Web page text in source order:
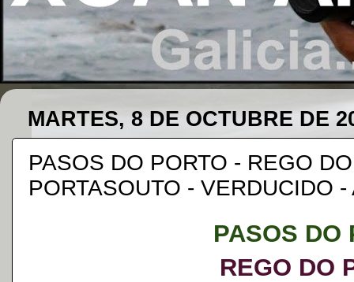
MARTES, 8 DE OCTUBRE DE
PASOS DO PORTO - REGO
PORTASOUTO - VERDUCIDO -
PASOS DO
REGO DO